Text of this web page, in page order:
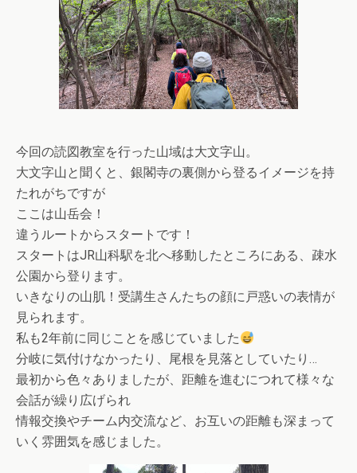
今回の読図教室を行った山域は大文字山。
大文字山と聞くと、銀閣寺の裏側から登るイメージを持
たれがちですが
ここは山岳会！
違うルートからスタートです！
スタートはJR山科駅を北へ移動したところにある、疎水
公園から登ります。
いきなりの山肌！受講生さんたちの顔に戸惑いの表情が
見られます。
私も2年前に同じことを感じていました
分岐に気付けなかったり、尾根を見落としていたり…
最初から色々ありましたが、距離を進むにつれて様々な
会話が繰り広げられ
情報交換やチーム内交流など、お互いの距離も深まって
いく雰囲気を感じました。